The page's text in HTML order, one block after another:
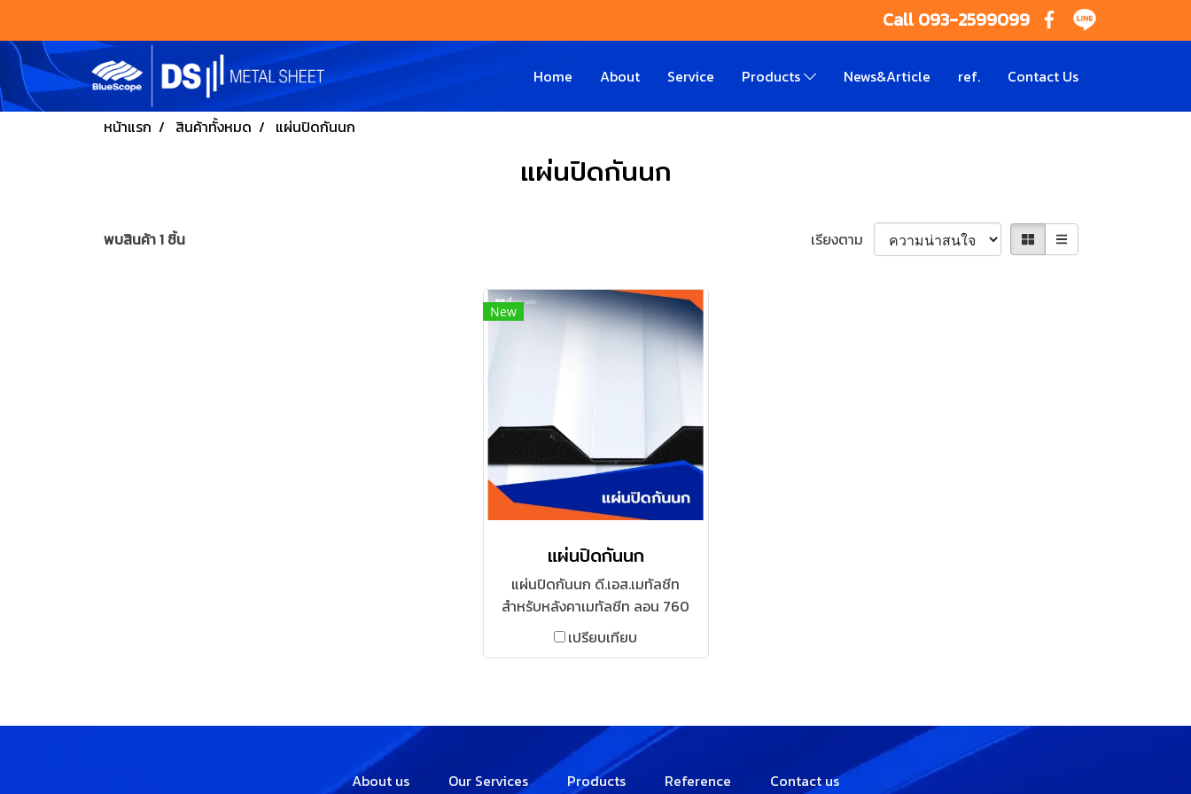
Call 093-2599099
Home About Service Products News&Article ref. Contact Us
หน้าแรก สินค้าทั้งหมด แผ่นปิดกันนก
แผ่นปิดกันนก
พบสินค้า 1 ชิ้น เรียงตาม
New
แผ่นปิดกันนก
แผ่นปิดกันนก ดี.เอส.เมทัลชีท
สำหรับหลังคาเมทัลชีท ลอน 760
เป็นแผ่นปิดกันนกที่ทำด้วย
เปรียบเทียบ
About us Our Services Products Reference Contact us